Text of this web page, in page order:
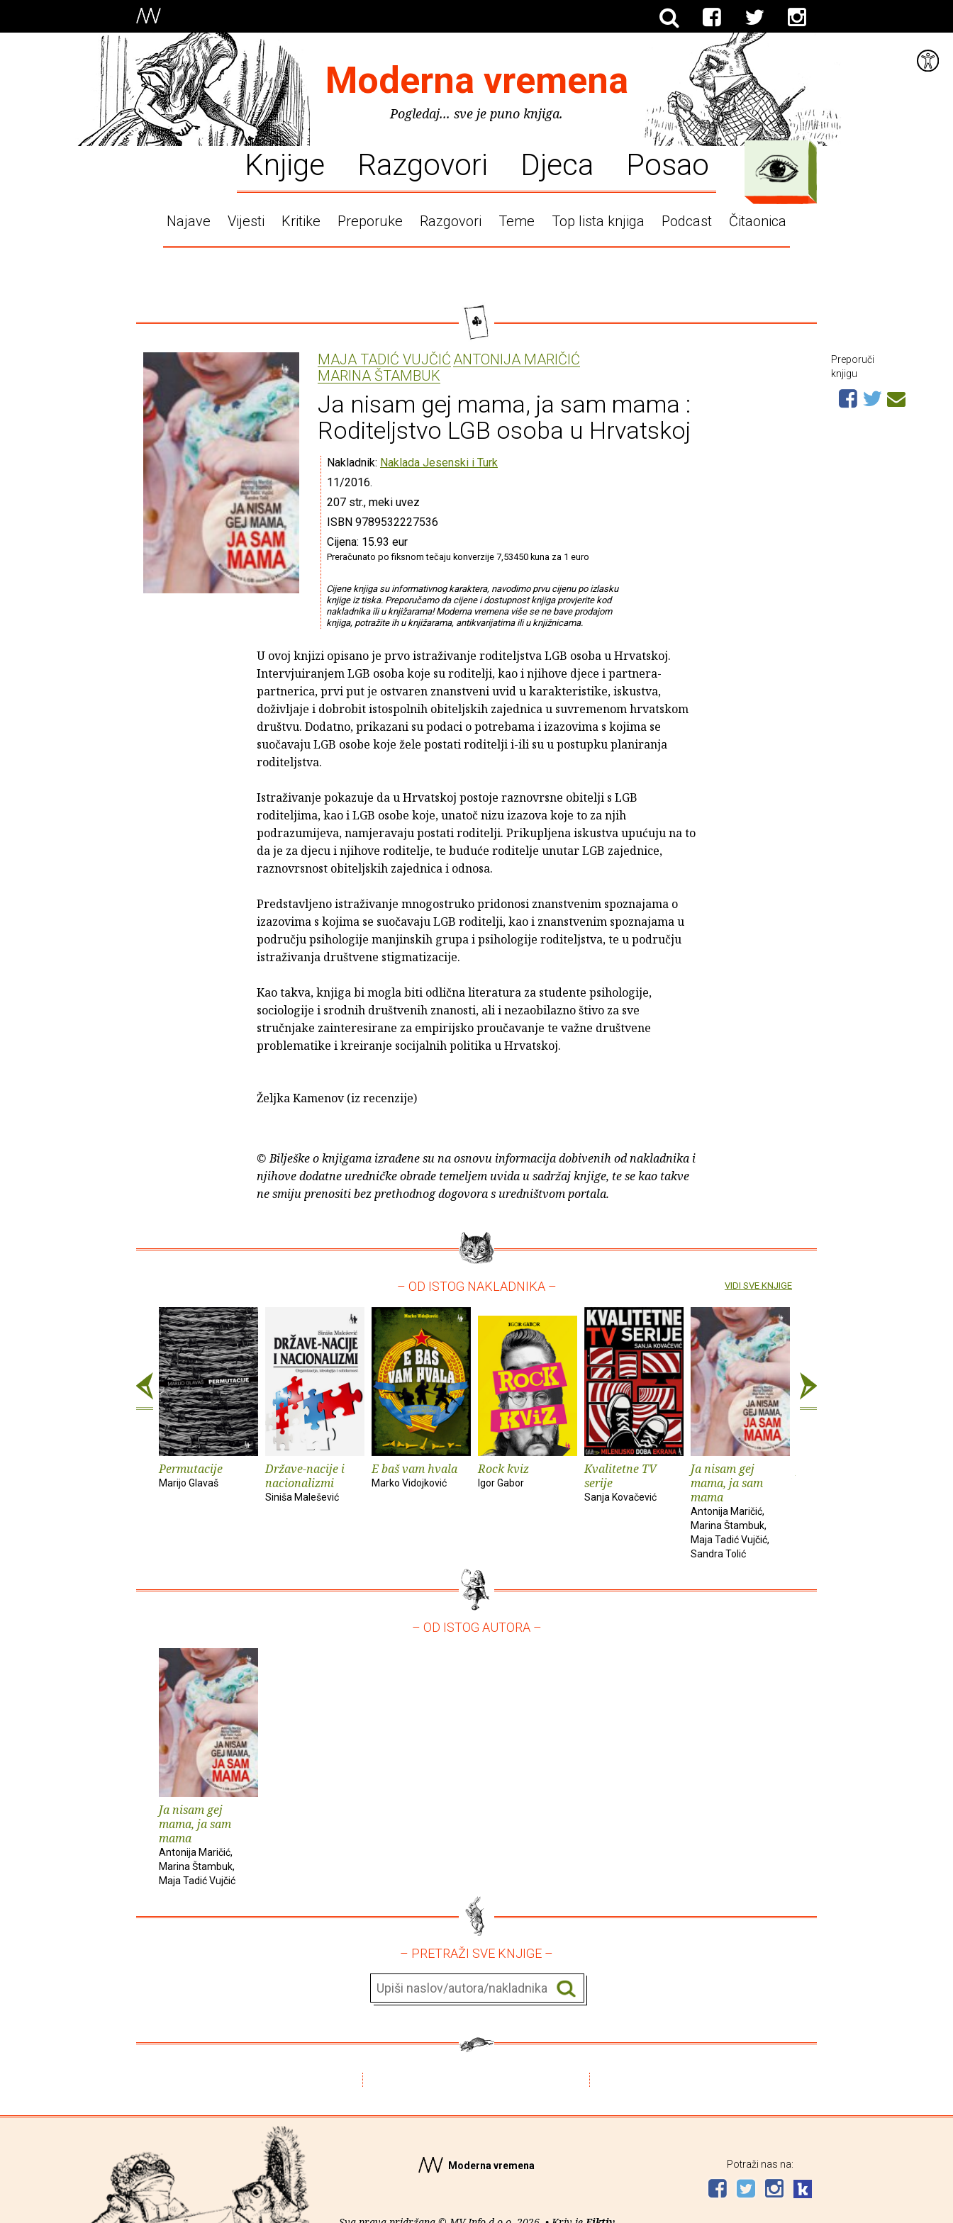
Moderna vremena
Pogledaj... sve je puno knjiga.
Knjige Razgovori Djeca Posao
Najave Vijesti Kritike Preporuke Razgovori Teme Top lista knjiga Podcast Čitaonica
MAJA TADIĆ VUJČIĆ ANTONIJA MARIČIĆ
MARINA ŠTAMBUK
Ja nisam gej mama, ja sam mama :
Roditeljstvo LGB osoba u Hrvatskoj
Nakladnik: Naklada Jesenski i Turk
11/2016.
207 str., meki uvez
ISBN 9789532227536
Cijena: 15.93 eur
Preračunato po fiksnom tečaju konverzije 7,53450 kuna za 1 euro
Cijene knjiga su informativnog karaktera, navodimo prvu cijenu po izlasku
knjige iz tiska. Preporučamo da cijene i dostupnost knjiga provjerite kod
nakladnika ili u knjižarama! Moderna vremena više se ne bave prodajom
knjiga, potražite ih u knjižarama, antikvarijatima ili u knjižnicama.
U ovoj knjizi opisano je prvo istraživanje roditeljstva LGB osoba u Hrvatskoj.
Intervjuiranjem LGB osoba koje su roditelji, kao i njihove djece i partnera-
partnerica, prvi put je ostvaren znanstveni uvid u karakteristike, iskustva,
doživljaje i dobrobit istospolnih obiteljskih zajednica u suvremenom hrvatskom
društvu. Dodatno, prikazani su podaci o potrebama i izazovima s kojima se
suočavaju LGB osobe koje žele postati roditelji i-ili su u postupku planiranja
roditeljstva.
Istraživanje pokazuje da u Hrvatskoj postoje raznovrsne obitelji s LGB
roditeljima, kao i LGB osobe koje, unatoč nizu izazova koje to za njih
podrazumijeva, namjeravaju postati roditelji. Prikupljena iskustva upućuju na to
da je za djecu i njihove roditelje, te buduće roditelje unutar LGB zajednice,
raznovrsnost obiteljskih zajednica i odnosa.
Predstavljeno istraživanje mnogostruko pridonosi znanstvenim spoznajama o
izazovima s kojima se suočavaju LGB roditelji, kao i znanstvenim spoznajama u
području psihologije manjinskih grupa i psihologije roditeljstva, te u području
istraživanja društvene stigmatizacije.
Kao takva, knjiga bi mogla biti odlična literatura za studente psihologije,
sociologije i srodnih društvenih znanosti, ali i nezaobilazno štivo za sve
stručnjake zainteresirane za empirijsko proučavanje te važne društvene
problematike i kreiranje socijalnih politika u Hrvatskoj.
Željka Kamenov (iz recenzije)
© Bilješke o knjigama izrađene su na osnovu informacija dobivenih od nakladnika i
njihove dodatne uredničke obrade temeljem uvida u sadržaj knjige, te se kao takve
ne smiju prenositi bez prethodnog dogovora s uredništvom portala.
Preporuči
knjigu
– OD ISTOG NAKLADNIKA –
Permutacije
Marijo Glavaš
Države-nacije i
nacionalizmi
Siniša Malešević
E baš vam hvala
Marko Vidojković
Rock kviz
Igor Gabor
Kvalitetne TV
serije
Sanja Kovačević
Ja nisam gej
mama, ja sam
mama
Antonija Maričić,
Marina Štambuk,
Maja Tadić Vujčić,
Sandra Tolić
VIDI SVE KNJIGE
– OD ISTOG AUTORA –
Ja nisam gej
mama, ja sam
mama
Antonija Maričić,
Marina Štambuk,
Maja Tadić Vujčić
– PRETRAŽI SVE KNJIGE –
Moderna vremena Potraži nas na: